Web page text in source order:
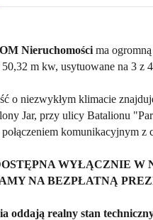
Nieruchomości ma
m kw, usytuowane na 3
o niezwykłym klimacie
Jar, przy ulicy Batalionu
komunikacyjnym z
WYŁĄCZNIE W
NA BEZPŁATNĄ
oddają realny stan